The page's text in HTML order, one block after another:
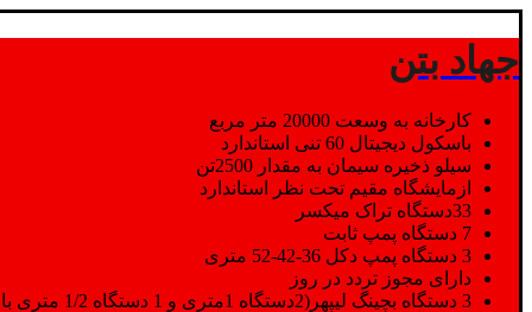
جهاد بتن
کارخانه به وسعت 20000 متر مربع
باسکول دیجیتال 60 تنی استاندارد
سیلو ذخیره سیمان به مقدار 2500تن
ازمایشگاه مقیم تحت نظر استاندارد
33دستگاه تراک میکسر
7 دستگاه پمپ ثابت
3 دستگاه پمپ دکل 36-42-52 متری
دارای مجوز تردد در روز
3 دستگاه بچینگ لیپهر(2دستگاه 1متری و 1 دستگاه 1/2 متری با توان تولید 150 متر مکعب در ساعت)